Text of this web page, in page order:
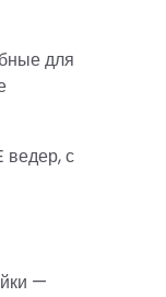
для
ведер, с
—